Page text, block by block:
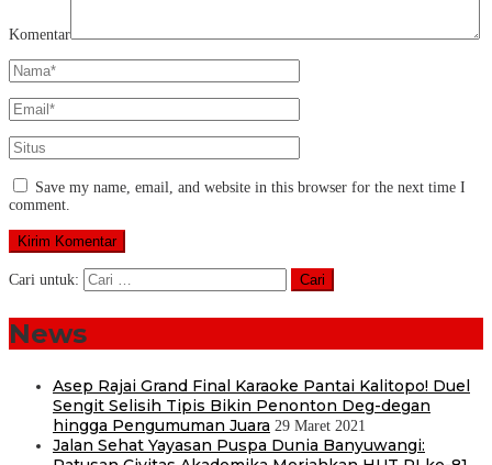
Komentar
Save my name, email, and website in this browser for the next time I
comment.
Cari untuk:
News
Asep Rajai Grand Final Karaoke Pantai Kalitopo! Duel
Sengit Selisih Tipis Bikin Penonton Deg-degan
hingga Pengumuman Juara 29 Maret 2021
Jalan Sehat Yayasan Puspa Dunia Banyuwangi: